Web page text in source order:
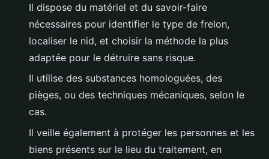
Il dispose du matériel et du savoir-faire
nécessaires pour identifier le type de frelon,
localiser le nid, et choisir la méthode la plus
adaptée pour le détruire sans risque.
Il utilise des substances homologuées, des
pièges, ou des techniques mécaniques, selon le
cas.
Il veille également à protéger les personnes et les
biens présents sur le lieu du traitement, en